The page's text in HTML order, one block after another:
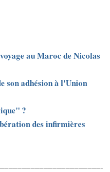
au Maroc de Nicolas
son adhésion à l'Union
?
des infirmières